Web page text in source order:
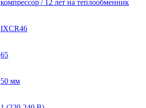
компрессор / 12 лет на теплообменник
IXCR46
65
50 мм